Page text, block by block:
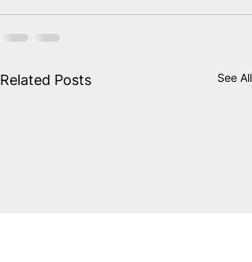
Related Posts See All